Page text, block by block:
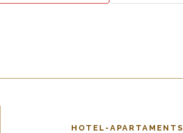
HOTEL-APARTAMENTS